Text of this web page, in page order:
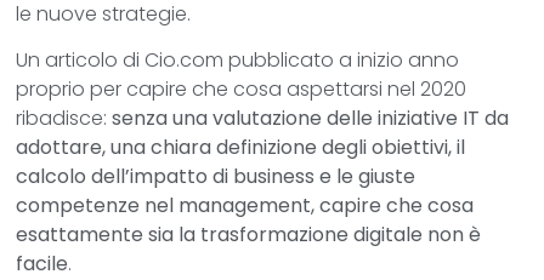
le nuove strategie.
Un articolo di Cio.com pubblicato a inizio anno
proprio per capire che cosa aspettarsi nel 2020
ribadisce:senza una valutazione delle iniziative IT da
adottare, una chiara definizione degli obiettivi, il
calcolo dell’impatto di business e le giuste
competenze nel management, capire che cosa
esattamente sia la trasformazione digitale non è
facile.